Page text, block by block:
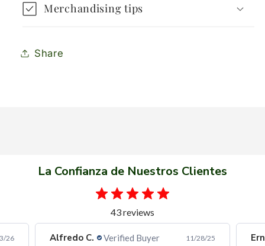
Merchandising tips
Share
La Confianza de Nuestros Clientes
43 reviews
26 Alfredo C. Verified Buyer 11/28/25